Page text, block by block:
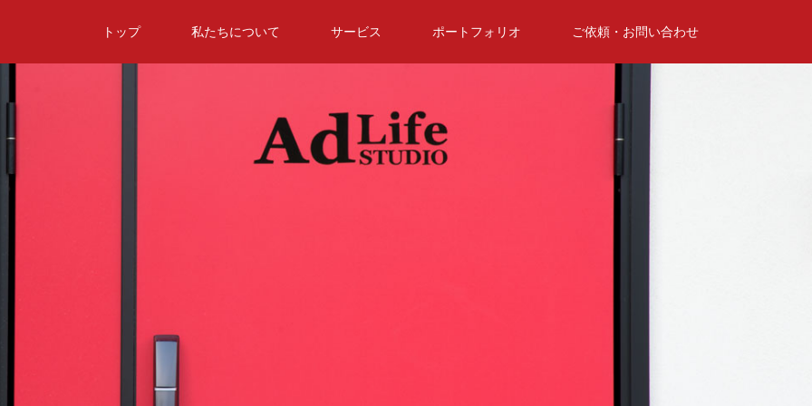
トップ 私たちについて サービス ポートフォリオ ご依頼・お問い合わせ